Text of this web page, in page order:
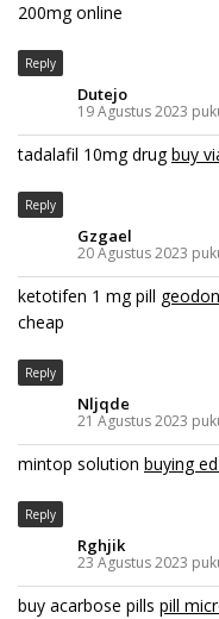
200mg online
Reply
Dutejo
19 Agustus 2023
tadalafil 10mg drugbuy
Reply
Gzgael
20 Agustus 2023
ketotifen 1 mg pill
cheap
Reply
Nljqde
21 Agustus 2023
mintop solution buying
Reply
Rghjik
23 Agustus 2023
buy acarbose pills pill